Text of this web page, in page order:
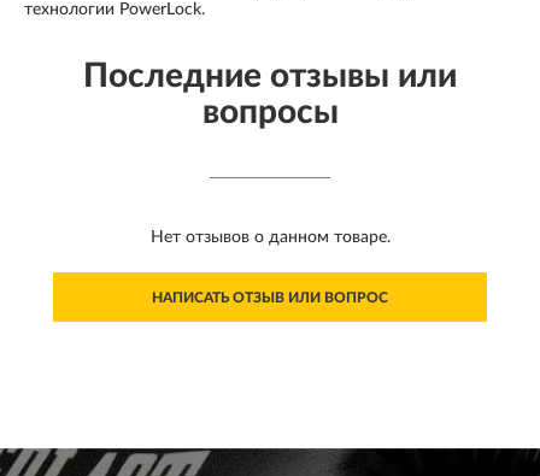
технологии PowerLock.
Последние отзывы или
вопросы
Нет отзывов о данном товаре.
НАПИСАТЬ ОТЗЫВ ИЛИ ВОПРОС